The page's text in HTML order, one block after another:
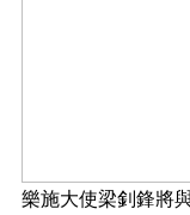
樂施大使梁釗鋒將